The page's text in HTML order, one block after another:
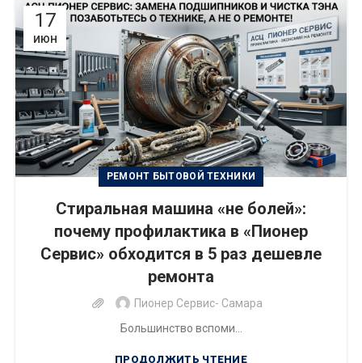
17
ИЮН
РЕМОНТ БЫТОВОЙ ТЕХНИКИ
Стиральная машина «не болей»:
почему профилактика в «Пионер
Сервис» обходится в 5 раз дешевле
ремонта
Пионер Сервис- Самара
Большинство вспоми...
ПРОДОЛЖИТЬ ЧТЕНИЕ